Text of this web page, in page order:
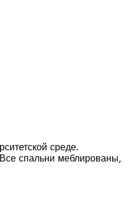
среде.
спальни меблированы,